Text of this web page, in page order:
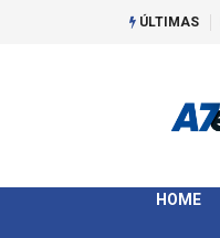
ÚLTIMAS
HOME